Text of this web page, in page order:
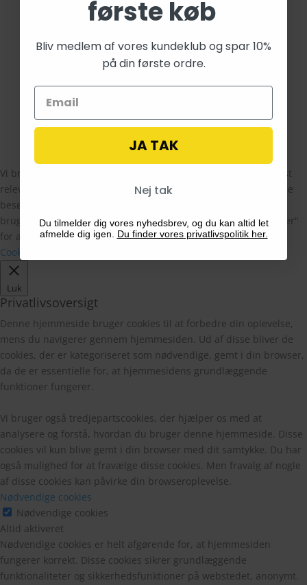
Betalingsmetoder
Blog
Hvad er en Fairy Garden
Design af
Vi bruger cookies på vores hjemmeside for at give dig den mest
relevante oplevelse ved at huske dine præferencer og gentagne
besøg. Ved at klikke på "Accepter alle", giver du samtykke til
brugen af ALLE cookies. Du kan dog besøge "Cookie-indstillinger"
for at give et kontrolleret samtykke.
Cookie Indstillinger
Luk
Privatlivsoversigt
Denne hjemmeside bruger cookies til at forbedre din oplevelse,
mens du navigerer gennem hjemmesiden. Ud af disse bliver de
cookies, der er kategoriseret som nødvendige, gemt i din browser,
da de er essentielle for, at hjemmesidens grundlæggende
funktioner fungerer.
Vi bruger også tredjepartscookies, der hjælper os med at
analysere og forstå, hvordan du bruger denne hjemmeside. Disse
cookies vil kun blive gemt i din browser med dit samtykke. Du har
også mulighed for at fravælge disse cookies. Men fravalg af nogle
af disse cookies kan påvirke din browseroplevelse.
Nødvendige cookies
Nødvendige cookies
Altid aktiveret
Nødvendige cookies er helt afgørende for, at hjemmesiden
fungerer korrekt. Disse cookies sikrer grundlæggende
funktionaliteter og sikkerhedsfunktioner på webstedet, anonymt.
første køb
Bliv medlem af vores kundeklub og spar 10%
på din første ordre.
JA TAK
Nej tak
Du tilmelder dig vores nyhedsbrev, og du kan altid let
afmelde dig igen. Du finder vores privatlivspolitik her.